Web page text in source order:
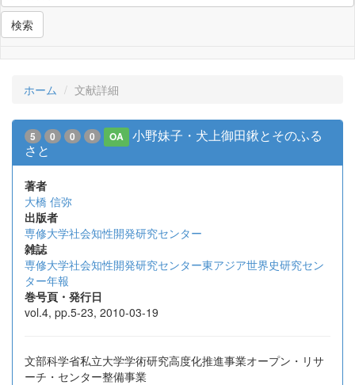
検索
ホーム 文献詳細
5 0 0 0 OA
小野妹子・犬上御田鍬とそのふる
さと
著者
大橋 信弥
出版者
専修大学社会知性開発研究センター
雑誌
専修大学社会知性開発研究センター東アジア世界史研究セン
ター年報
巻号頁・発行日
vol.4, pp.5-23, 2010-03-19
文部科学省私立大学学術研究高度化推進事業オープン・リサ
ーチ・センター整備事業